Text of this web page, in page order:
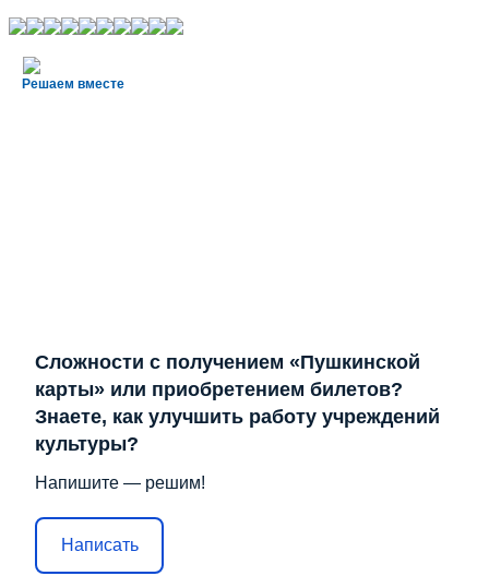
Решаем вместе
Сложности с получением «Пушкинской
карты» или приобретением билетов?
Знаете, как улучшить работу учреждений
культуры?
Напишите — решим!
Написать